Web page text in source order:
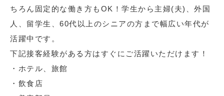
ちろん固定的な働き方もOK！学生から主婦(夫)、外国
人、留学生、60代以上のシニアの方まで幅広い年代が
活躍中です。
下記接客経験がある方はすぐにご活躍いただけます！
・ホテル、旅館
・飲食店